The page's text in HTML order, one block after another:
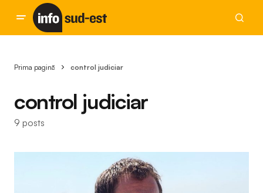
Prima pagină control judiciar
control judiciar
9 posts